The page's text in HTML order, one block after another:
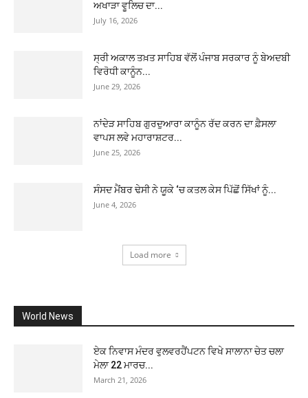
ਅਖਾੜਾ ਵੂਲਿਚ ਦਾ...
July 16, 2026
ਸ੍ਰੀ ਅਕਾਲ ਤਖ਼ਤ ਸਾਹਿਬ ਵੱਲੋਂ ਪੰਜਾਬ ਸਰਕਾਰ ਨੂੰ ਬੇਅਦਬੀ
ਵਿਰੋਧੀ ਕਾਨੂੰਨ...
June 29, 2026
ਨਾਂਦੇੜ ਸਾਹਿਬ ਗੁਰਦੁਆਰਾ ਕਾਨੂੰਨ ਰੱਦ ਕਰਨ ਦਾ ਫ਼ੈਸਲਾ
ਵਾਪਸ ਲਵੇ ਮਹਾਰਾਸ਼ਟਰ...
June 25, 2026
ਸੰਸਦ ਮੈਂਬਰ ਢੇਸੀ ਨੇ ਯੂਕੇ ‘ਚ ਕਤਲ ਕੇਸ ਪਿੱਛੋਂ ਸਿੱਖਾਂ ਨੂੰ...
June 4, 2026
Load more
World News
ਏਕ ਨਿਵਾਸ ਮੰਦਰ ਵੁਲਵਰਹੈਂਪਟਨ ਵਿਖੇ ਸਾਲਾਨਾ ਚੇਤ ਚਲਾ
ਮੇਲਾ 22 ਮਾਰਚ...
March 21, 2026